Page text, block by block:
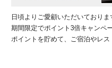
日頃よりご愛顧いただいており
期間限定でポイント3倍キャンペ
ポイントを貯めて、ご宿泊やレス